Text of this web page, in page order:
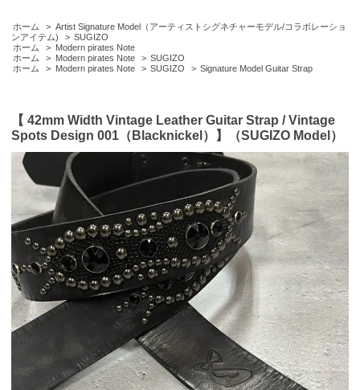
ホーム > Artist Signature Model（アーティストシグネチャーモデル/コラボレーショ
ンアイテム)
> SUGIZO
ホーム
> Modern pirates Note
ホーム
> Modern pirates Note > SUGIZO
ホーム
> Modern pirates Note > SUGIZO > Signature Model Guitar Strap
【 42mm Width Vintage Leather Guitar Strap / Vintage
Spots Design 001（Blacknickel）】（SUGIZO Model）